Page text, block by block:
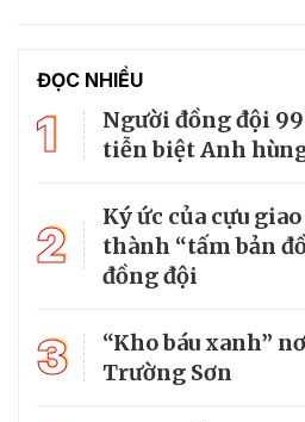
ĐỌC NHIỀU
1
Người đồng đội
tiễn biệt Anh
2
Ký ức của cựu
thành “tấm bản
đồng đội
3
“Kho báu xanh”
Trường Sơn